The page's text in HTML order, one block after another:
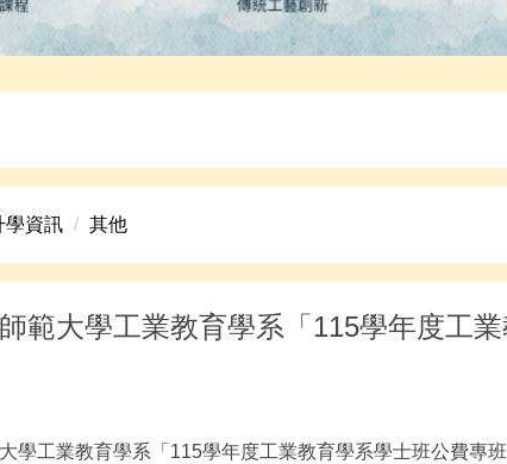
高中美術班招生資訊。
學資訊 其他
範大學工業教育學系「115學年度工
學工業教育學系「115學年度工業教育學系學士班公費專班